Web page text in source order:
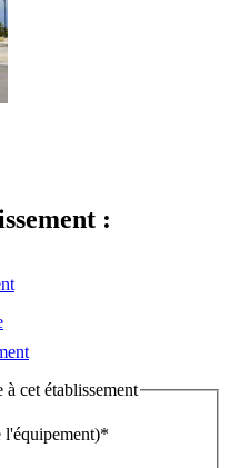
:
cet établissement
l'équipement)*